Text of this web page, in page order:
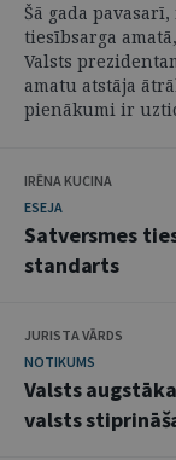
Šā gada
tiesībsarga
Valsts
amatu atstāja
pienākumi ir
IRĒNA KUCINA
ESEJA
Satversmes
standarts
JURISTA VĀRDS
NOTIKUMS
Valsts
valsts